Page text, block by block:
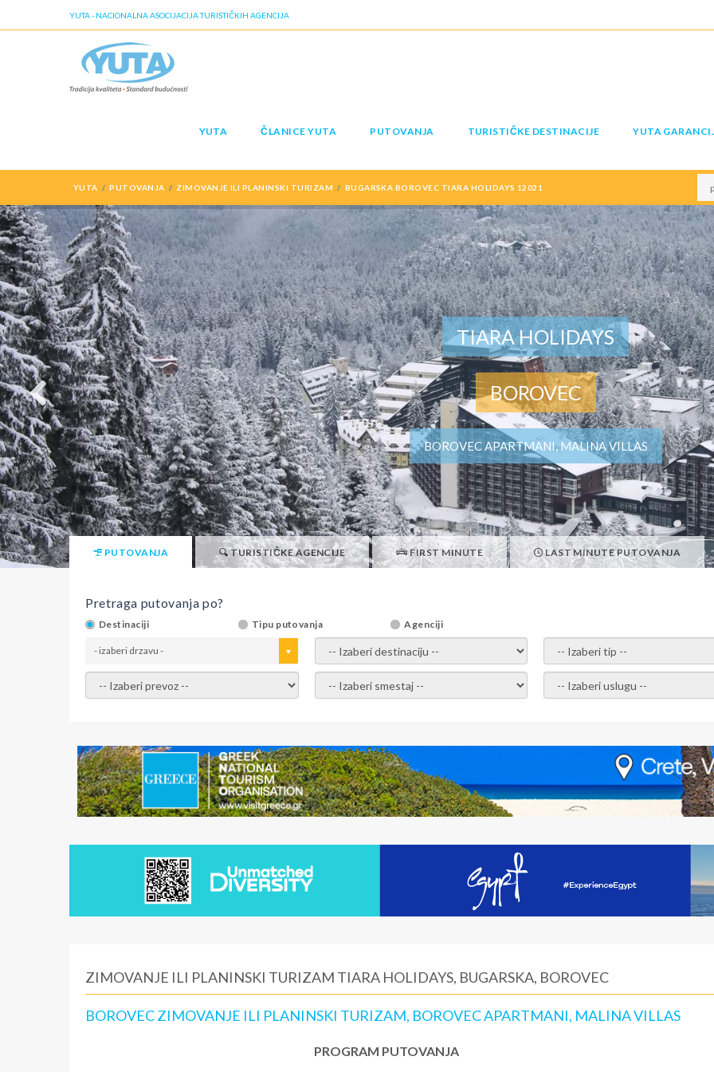
YUTA - NACIONALNA ASOCIJACIJA TURISTIČKIH AGENCIJA
YUTA ČLANICE YUTA PUTOVANJA TURISTIČKE DESTINACIJE YUTA
YUTA PUTOVANJA ZIMOVANJE ILI PLANINSKI TURIZAM BUGARSKA BOROVEC TIARA HOLIDAYS 12021
TIARA HOLIDAYS
BOROVEC
BOROVEC APARTMANI, MALINA VILLAS
PUTOVANJA TURISTIČKE AGENCIJE FIRST MINUTE LAST MINUTE PUTOVANJA
Pretraga putovanja po?
Destinaciji Tipu putovanja Agenciji
- izaberi drzavu - - izaberi destinaciju - - izaberi tip -
- izaberi prevoz - - Izaberite smestaj - - Izaberite uslugu -
ZIMOVANJE ILI PLANINSKI TURIZAM TIARA HOLIDAYS, BUGARSKA, BOROVEC
BOROVEC ZIMOVANJE ILI PLANINSKI TURIZAM, BOROVEC APARTMANI, MALINA VILLAS
PROGRAM PUTOVANJA